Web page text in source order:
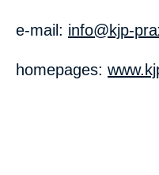
e-mail: info@kjp-
homepages: